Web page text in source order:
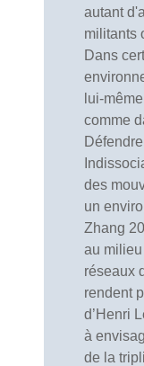
autant
militants
Dans
lui-
comme
des
un
Zhang
au
réseaux
rendent
d’Henri
à
de la